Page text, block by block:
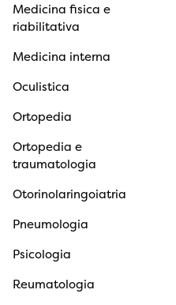
Medicina fisica e
riabilitativa
Medicina interna
Oculistica
Ortopedia
Ortopedia e
traumatologia
Otorinolaringoiatria
Pneumologia
Psicologia
Reumatologia